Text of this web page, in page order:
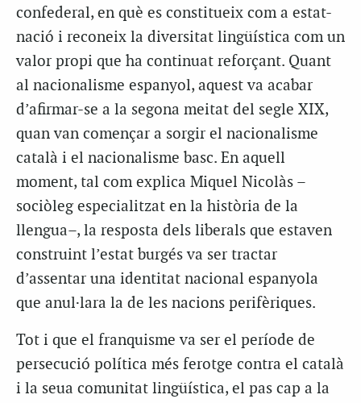
confederal, en què es constitueix com a estat-
nació i reconeix la diversitat lingüística com un
valor propi que ha continuat reforçant. Quant
al nacionalisme espanyol, aquest va acabar
d’afirmar-se a la segona meitat del segle XIX,
quan van començar a sorgir el nacionalisme
català i el nacionalisme basc. En aquell
moment, tal com explica Miquel Nicolàs –
sociòleg especialitzat en la història de la
llengua–, la resposta dels liberals que estaven
construint l’estat burgés va ser tractar
d’assentar una identitat nacional espanyola
que anul·lara la de les nacions perifèriques.
Tot i que el franquisme va ser el període de
persecució política més ferotge contra el català
i la seua comunitat lingüística, el pas cap a la